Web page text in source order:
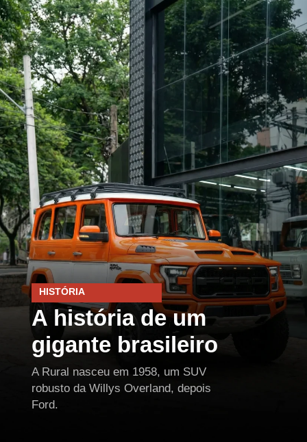
HISTÓRIA
A história de um
gigante brasileiro
A Rural nasceu em 1958, um SUV
robusto da Willys Overland, depois
Ford.